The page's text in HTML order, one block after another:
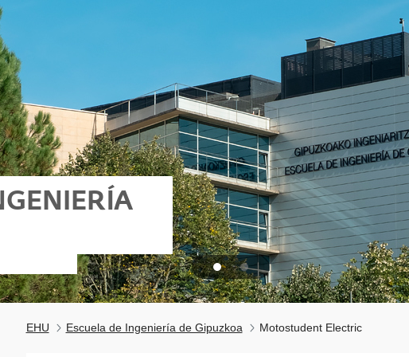
EHU Escuela de Ingeniería de Gipuzkoa Motostudent Electric